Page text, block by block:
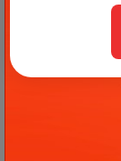
mục đích
không
kiểm tra
hệ trực
tình hình